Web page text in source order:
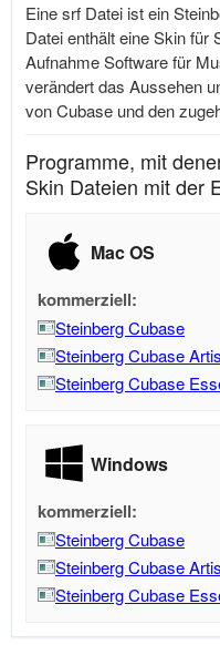
Eine srf Datei ist ein
Datei enthält eine Skin für
Aufnahme Software für
verändert das Aussehen
von Cubase und den
Programme, mit
Skin Dateien mit der
Mac OS
kommerziell:
Steinberg Cubase
Steinberg Cubase
Steinberg Cubase
Windows
kommerziell:
Steinberg Cubase
Steinberg Cubase
Steinberg Cubase